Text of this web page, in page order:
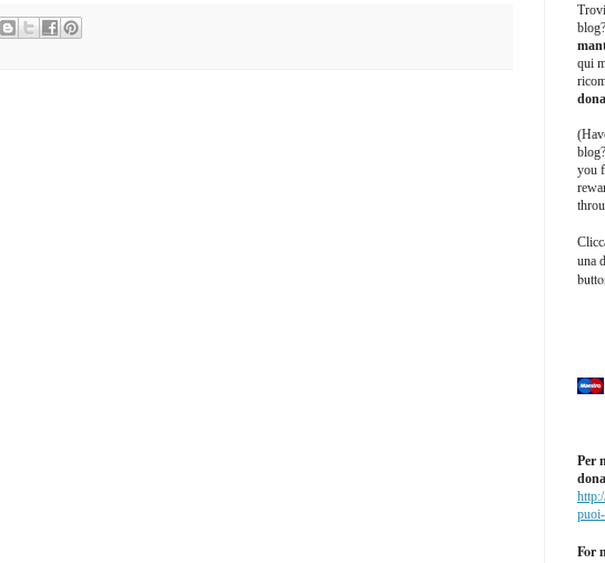
blog?
qui
blog?
you
una
Per
For